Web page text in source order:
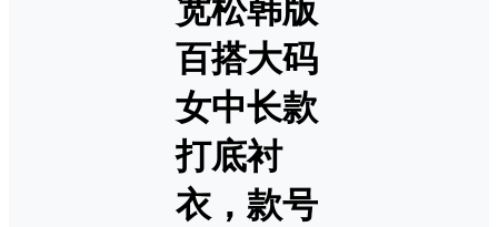
宽松韩版
百搭大码
女中长款
打底衬
衣，款号